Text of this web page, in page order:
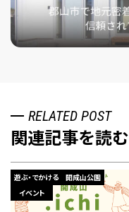
RELATED POST
関連記事を読む
遊ぶ・でかける
開成山公園
イベント